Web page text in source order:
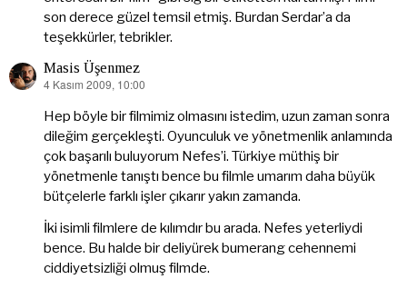
son derece güzel temsil etmiş. Burdan Serdar’a da
teşekkürler, tebrikler.
Masis Üşenmez
dedi
4 Kasım 2009, 10:00
Hep böyle bir filmimiz olmasını istedim, uzun zaman sonra
dileğim gerçekleşti. Oyunculuk ve yönetmenlik anlamında
çok başarılı buluyorum Nefes’i. Türkiye müthiş bir
yönetmenle tanıştı bence bu filmle umarım daha büyük
bütçelerle farklı işler çıkarır yakın zamanda.
İki isimli filmlere de kılımdır bu arada. Nefes yeterliydi
bence. Bu halde bir deliyürek bumerang cehennemi
ciddiyetsizliği olmuş filmde.